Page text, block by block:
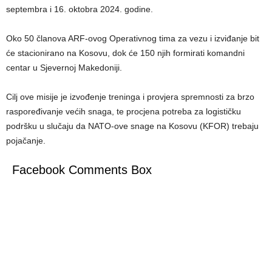
septembra i 16. oktobra 2024. godine.
Oko 50 članova ARF-ovog Operativnog tima za vezu i izviđanje bit
će stacionirano na Kosovu, dok će 150 njih formirati komandni
centar u Sjevernoj Makedoniji.
Cilj ove misije je izvođenje treninga i provjera spremnosti za brzo
raspoređivanje većih snaga, te procjena potreba za logističku
podršku u slučaju da NATO-ove snage na Kosovu (KFOR) trebaju
pojačanje.
Facebook Comments Box